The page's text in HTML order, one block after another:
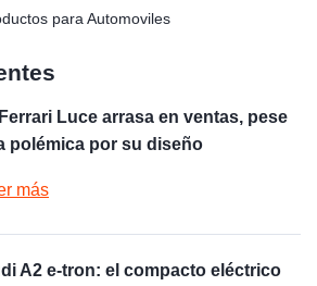
para Automoviles
Luce arrasa en ventas, pese
polémica por su diseño
más
A2 e-tron: el compacto eléctrico